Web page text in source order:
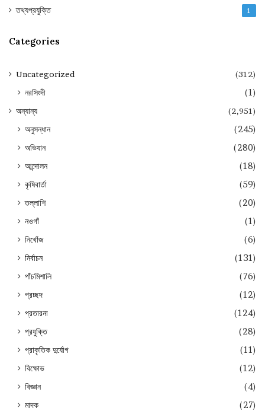
তথ্যপ্রযুক্তি 1
Categories
Uncategorized (312)
নরসিংদী (1)
অন্যান্য (2,951)
অনুসন্ধান
(245)
অভিযান
(280)
আন্দোলন
(18)
কৃষিবার্তা
(59)
তল্লাশি
(20)
নওগাঁ
(1)
নিখোঁজ
(6)
নির্বাচন
(131)
পাঁচমিশালি
(76)
প্রচ্ছদ
(12)
প্রতারনা
(124)
প্রযুক্তি
(28)
প্রাকৃতিক দুর্যোগ
(11)
বিক্ষোভ
(12)
বিজ্ঞান
(4)
মাদক
(27)